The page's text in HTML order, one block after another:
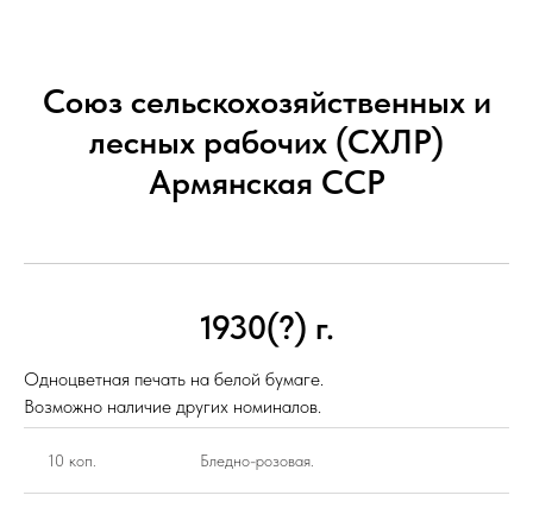
Союз сельскохозяйственных и
лесных рабочих (СХЛР)
Армянская ССР
1930(?) г.
Одноцветная печать на белой бумаге.
Возможно наличие других номиналов.
10 коп. Бледно-розовая.